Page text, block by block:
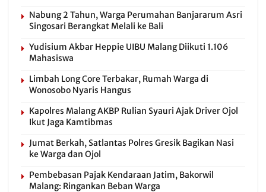
Nabung 2 Tahun, Warga Perumahan Banjararum Asri
Singosari Berangkat Melali ke Bali
Yudisium Akbar Heppie UIBU Malang Diikuti 1.106
Mahasiswa
Limbah Long Core Terbakar, Rumah Warga di
Wonosobo Nyaris Hangus
Kapolres Malang AKBP Rulian Syauri Ajak Driver Ojol
Ikut Jaga Kamtibmas
Jumat Berkah, Satlantas Polres Gresik Bagikan Nasi
ke Warga dan Ojol
Pembebasan Pajak Kendaraan Jatim, Bakorwil
Malang: Ringankan Beban Warga